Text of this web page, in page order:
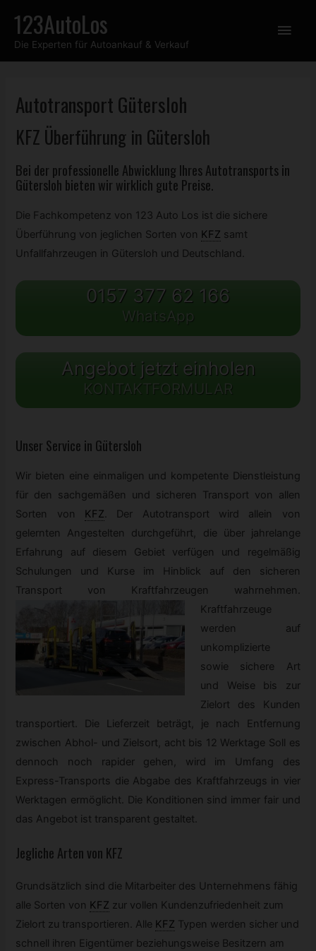
Inhalt
springen
123AutoLos
Die Experten für Autoankauf & Verkauf
Autotransport Gütersloh
KFZ Überführung in Gütersloh
Bei der professionelle Abwicklung Ihres Autotransports in
Gütersloh bieten wir wirklich gute Preise.
Die Fachkompetenz von 123 Auto Los ist die sichere
Überführung von jeglichen Sorten von KFZ samt
Unfallfahrzeugen in Gütersloh und Deutschland.
0157 377 62 166
WhatsApp
Angebot jetzt einholen
KONTAKTFORMULAR
Unser Service in Gütersloh
Wir bieten eine einmaligen und kompetente Dienstleistung
für den sachgemäßen und sicheren Transport von allen
Sorten von
KFZ. Der Autotransport wird allein von
gelernten Angestelten durchgeführt, die über jahrelange
Erfahrung auf diesem Gebiet verfügen und regelmäßig
Schulungen und Kurse im Hinblick auf den sicheren
Transport von Kraftfahrzeugen wahrnehmen.
Kraftfahrzeuge
werden auf
unkomplizierte
sowie sichere Art
und Weise bis zur
Zielort des Kunden
transportiert. Die Lieferzeit beträgt, je nach Entfernung
zwischen Abhol- und Zielsort, acht bis 12 Werktage Soll es
dennoch noch rapider gehen, wird im Umfang des
Express-Transports die Abgabe des Kraftfahrzeugs in vier
Werktagen ermöglicht. Die Konditionen sind immer fair und
das Angebot ist transparent gestaltet.
Jegliche Arten von KFZ
Grundsätzlich sind die Mitarbeiter des Unternehmens fähig
alle Sorten von KFZ zur vollen Kundenzufriedenheit zum
Zielort zu transportieren. Alle KFZ Typen werden sicher und
schnell ihren Eigentümer beziehungsweise Besitzern am